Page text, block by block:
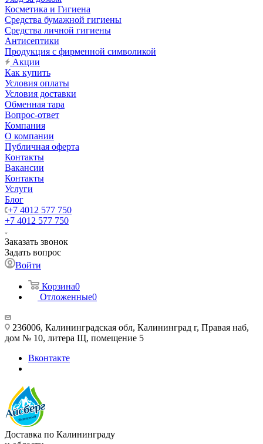
Косметика и Гигиена
Средства бумажной гигиены
Средства личной гигиены
Антисептики
Продукция с фирменной символикой
Акции
Как купить
Условия оплаты
Условия доставки
Обменная тара
Вопрос-ответ
Компания
О компании
Публичная оферта
Контакты
Вакансии
Контакты
Услуги
Блог
+7 4012 577 750
+7 4012 577 750
Заказать звонок
Задать вопрос
Войти
Корзина0
Отложенные0
236006, Калининградская обл, Калининград г, Правая наб,
дом № 10, литера Щ, помещение 5
Вконтакте
Доставка по Калининграду